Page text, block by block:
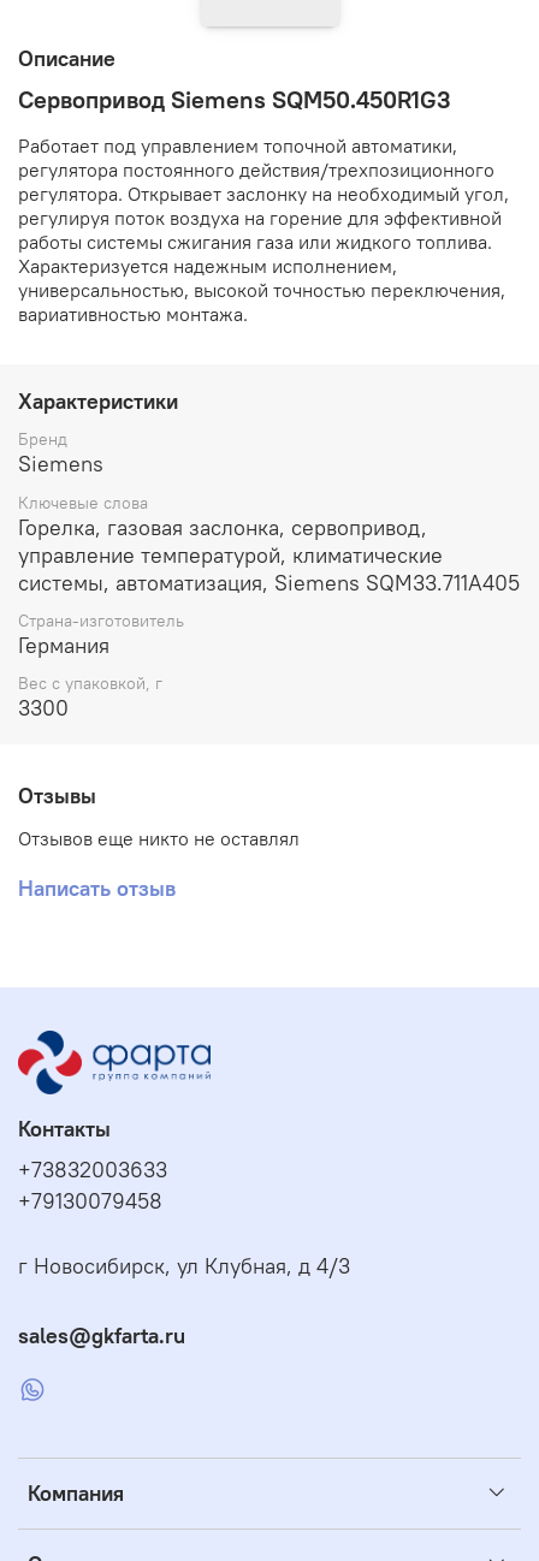
Описание
Сервопривод Siemens SQM50.450R1G3
Работает под управлением топочной автоматики,
регулятора постоянного действия/трехпозиционного
регулятора. Открывает заслонку на необходимый угол,
регулируя поток воздуха на горение для эффективной
работы системы сжигания газа или жидкого топлива.
Характеризуется надежным исполнением,
универсальностью, высокой точностью переключения,
вариативностью монтажа.
Характеристики
Бренд
Siemens
Ключевые слова
Горелка, газовая заслонка, сервопривод,
управление температурой, климатические
системы, автоматизация, Siemens SQM33.711A405
Страна-изготовитель
Германия
Вес с упаковкой, г
3300
Отзывы
Отзывов еще никто не оставлял
Написать отзыв
Компания
Контакты
+73832003633
+79130079458
г Новосибирск, ул Клубная, д 4/3
sales@gkfarta.ru